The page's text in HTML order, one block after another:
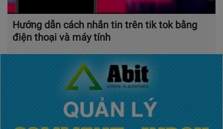
Hướng dẫn cách nhắn tin trên tik tok bằng
điện thoại và máy tính